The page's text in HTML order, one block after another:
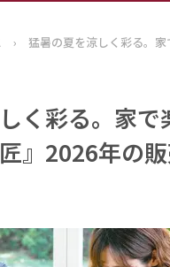
ジ
›
猛暑の夏を涼しく彩る。
く彩る。家
』2026年の